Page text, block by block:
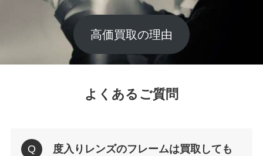
高価買取の理由
よくあるご質問
度入りレンズのフレームは買取しても